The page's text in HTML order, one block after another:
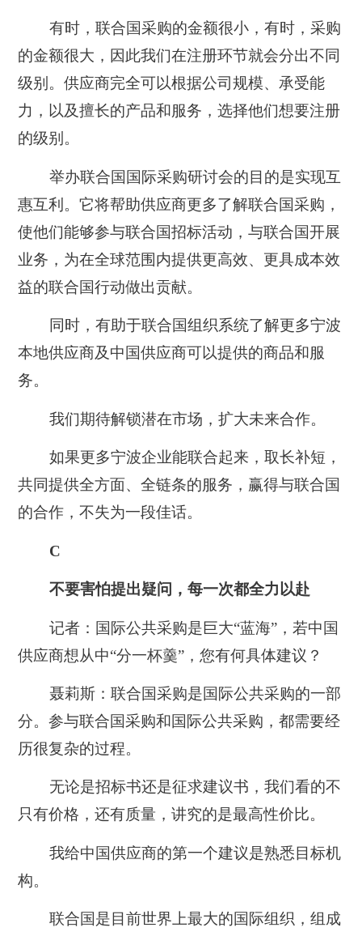
有时，联合国采购的金额很小，有时，采购
的金额很大，因此我们在注册环节就会分出不同
级别。供应商完全可以根据公司规模、承受能
力，以及擅长的产品和服务，选择他们想要注册
的级别。
举办联合国国际采购研讨会的目的是实现互
惠互利。它将帮助供应商更多了解联合国采购，
使他们能够参与联合国招标活动，与联合国开展
业务，为在全球范围内提供更高效、更具成本效
益的联合国行动做出贡献。
同时，有助于联合国组织系统了解更多宁波
本地供应商及中国供应商可以提供的商品和服
务。
我们期待解锁潜在市场，扩大未来合作。
如果更多宁波企业能联合起来，取长补短，
共同提供全方面、全链条的服务，赢得与联合国
的合作，不失为一段佳话。
C
不要害怕提出疑问，每一次都全力以赴
记者：国际公共采购是巨大“蓝海”，若中国
供应商想从中“分一杯羹”，您有何具体建议？
聂莉斯：联合国采购是国际公共采购的一部
分。参与联合国采购和国际公共采购，都需要经
历很复杂的过程。
无论是招标书还是征求建议书，我们看的不
只有价格，还有质量，讲究的是最高性价比。
我给中国供应商的第一个建议是熟悉目标机
构。
联合国是目前世界上最大的国际组织，组成